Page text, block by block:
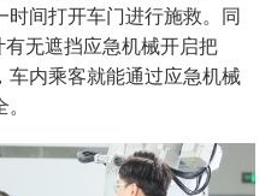
时间打开车门进行施救。同
有无遮挡应急机械开启把
内乘客就能通过应急机械